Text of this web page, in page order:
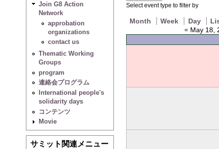
Join G8 Action
Network
approbation
organizations
contact us
Thematic Working
Groups
program
連絡会プログラム
International people's
solidarity days
コンテンツ
Movie
サミット関連メニュー
Select event type to filter by
Month Week Day
« May 18,